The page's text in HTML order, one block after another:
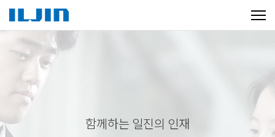
함께하는 일진의 인재